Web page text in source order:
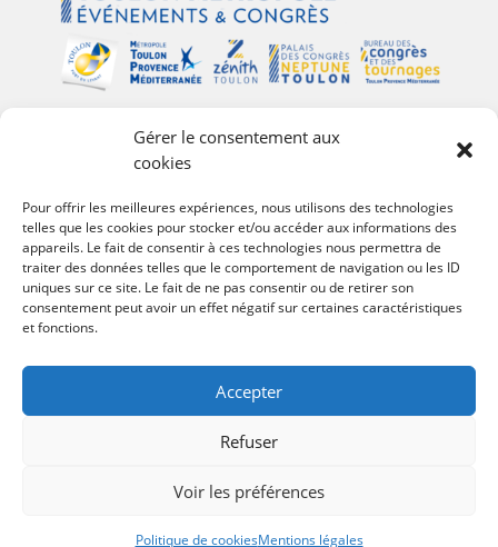
Gérer le consentement aux
cookies
Pour offrir les meilleures expériences, nous utilisons des technologies
telles que les cookies pour stocker et/ou accéder aux informations des
appareils. Le fait de consentir à ces technologies nous permettra de
traiter des données telles que le comportement de navigation ou les ID
uniques sur ce site. Le fait de ne pas consentir ou de retirer son
consentement peut avoir un effet négatif sur certaines caractéristiques
et fonctions.
Accepter
Refuser
Voir les préférences
Politique de cookiesMentions légales
Plan du site
Palais des Congrès Neptune
Zénith de Toulon
Bureau des Congrès et des Tournages
Événements
Agenda
#Follow Toulon Métropole
© 2022 –Site internet by Animage.fr agence de